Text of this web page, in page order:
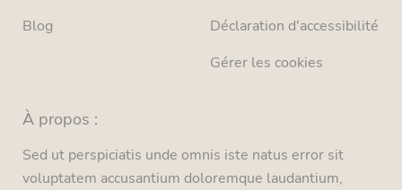
Blog
Déclaration d'accessibilité
Gérer les cookies
À propos :
Sed ut perspiciatis unde omnis iste natus error sit
voluptatem accusantium doloremque laudantium,